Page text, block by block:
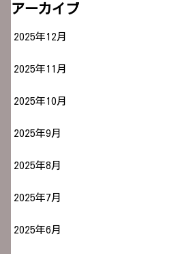
アーカイブ
2025年12月
2025年11月
2025年10月
2025年9月
2025年8月
2025年7月
2025年6月